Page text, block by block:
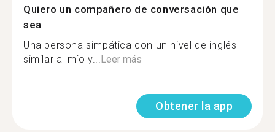
Quiero un compañero de conversación que
sea
Una persona simpática con un nivel de inglés
similar al mío y...Leer más
Obtener la app